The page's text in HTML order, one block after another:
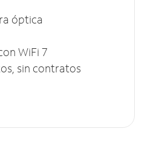
óptica
WiFi 7
sin contratos